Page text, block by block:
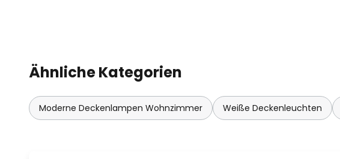
Ähnliche Kategorien
Moderne Deckenlampen Wohnzimmer Weiße Deckenleuchten